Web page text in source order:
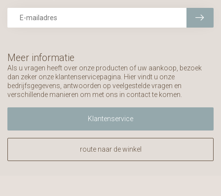
Meer informatie
Als u vragen heeft over onze producten of uw aankoop, bezoek
dan zeker onze klantenservicepagina. Hier vindt u onze
bedrijfsgegevens, antwoorden op veelgestelde vragen en
verschillende manieren om met ons in contact te komen.
Klantenservice
route naar de winkel